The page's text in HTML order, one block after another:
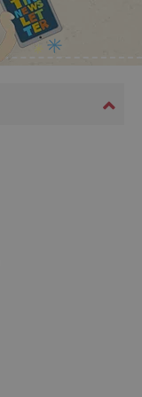
.agatinsvet.cz